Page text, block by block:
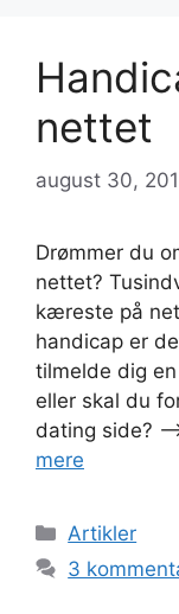
nettet
august 30,
Drømmer du
nettet?
kæreste på
handicap er
tilmelde dig
eller skal du
dating side?
mere
Kategorier
Artikler
3